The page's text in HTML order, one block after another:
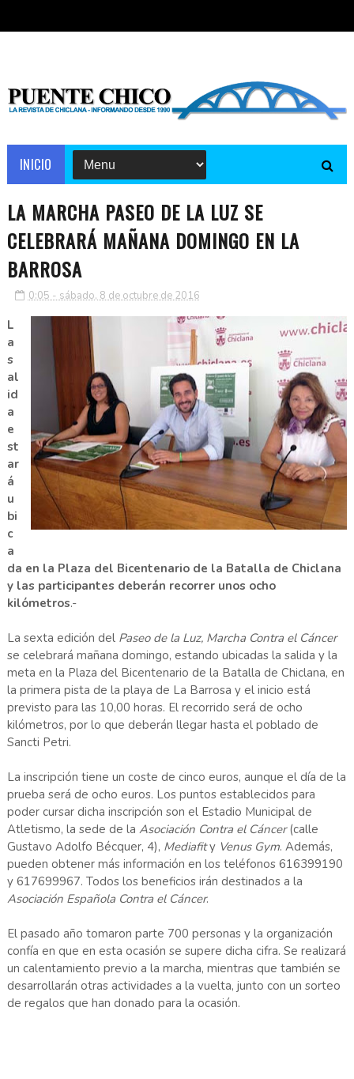
INICIO
LA MARCHA PASEO DE LA LUZ SE
CELEBRARÁ MAÑANA DOMINGO EN LA
BARROSA
0:05 - sábado, 8 de octubre de 2016
L
a
s
al
id
a
e
st
ar
á
u
bi
c
a
da en la Plaza del Bicentenario de la Batalla de Chiclana
y las participantes deberán recorrer unos ocho
kilómetros.-
La sexta edición del Paseo de la Luz, Marcha Contra el Cáncer
se celebrará mañana domingo, estando ubicadas la salida y la
meta en la Plaza del Bicentenario de la Batalla de Chiclana, en
la primera pista de la playa de La Barrosa y el inicio está
previsto para las 10,00 horas. El recorrido será de ocho
kilómetros, por lo que deberán llegar hasta el poblado de
Sancti Petri.
La inscripción tiene un coste de cinco euros, aunque el día de la
prueba será de ocho euros. Los puntos establecidos para
poder cursar dicha inscripción son el Estadio Municipal de
Atletismo, la sede de la Asociación Contra el Cáncer(calle
Gustavo Adolfo Bécquer, 4), Mediafity Venus Gym. Además,
pueden obtener más información en los teléfonos 616399190
y 617699967. Todos los beneficios irán destinados a la
Asociación Española Contra el Cáncer.
El pasado año tomaron parte 700 personas y la organización
confía en que en esta ocasión se supere dicha cifra. Se realizará
un calentamiento previo a la marcha, mientras que también se
desarrollarán otras actividades a la vuelta, junto con un sorteo
de regalos que han donado para la ocasión.